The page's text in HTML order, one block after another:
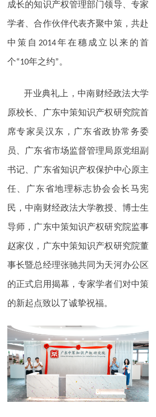
成长的知识产权管理部门领导、专家
学者、合作伙伴代表齐聚中策，共赴
中策自2014年在穗成立以来的首
个“10年之约”。
开业典礼上，中南财经政法大学
原校长、广东中策知识产权研究院首
席专家吴汉东，广东省政协常务委
员、广东省市场监督管理局原党组副
书记、广东省知识产权保护中心原主
任、广东省地理标志协会会长马宪
民，中南财经政法大学教授、博士生
导师，广东中策知识产权研究院监事
赵家仪，广东中策知识产权研究院董
事长暨总经理张驰共同为天河办公区
的正式启用揭幕，专家学者们对中策
的新起点致以了诚挚祝福。